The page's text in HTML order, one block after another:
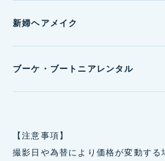
新婦ヘアメイク
ブーケ・ブートニアレンタル
【注意事項】
撮影日や為替により価格が変動す